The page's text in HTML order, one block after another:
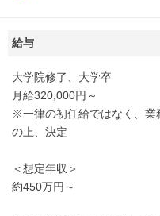
給与
大学院修了、大学卒
月給320,000円～
※一律の初任給ではなく、業
の上、決定
＜想定年収＞
約450万円～